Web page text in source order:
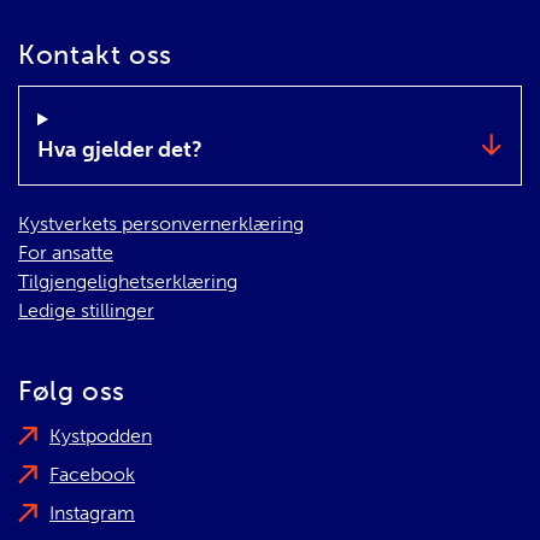
Kontakt oss
Hva gjelder det?
Kystverkets personvernerklæring
For ansatte
Tilgjengelighetserklæring
Ledige stillinger
Følg oss
Kystpodden
Facebook
Instagram